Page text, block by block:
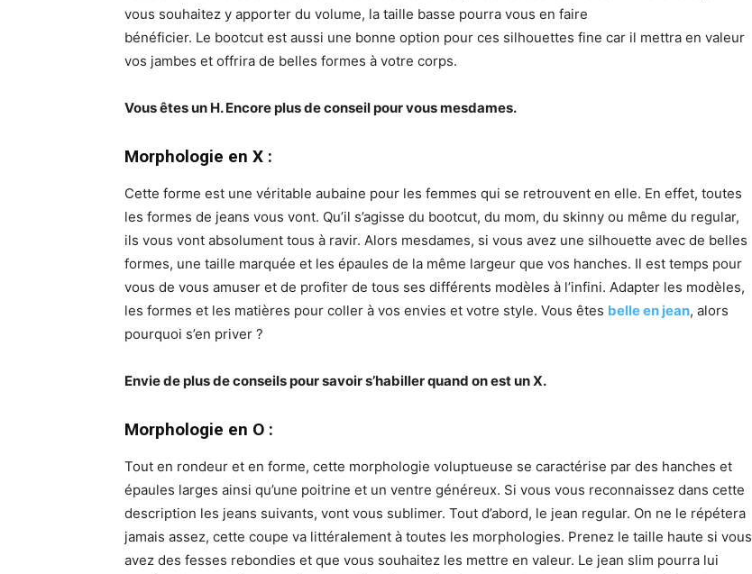
vous souhaitez y apporter du volume, la taille basse pourra vous en faire
bénéficier. Le bootcut est aussi une bonne option pour ces silhouettes fine car il mettra en valeur
vos jambes et offrira de belles formes à votre corps.
Vous êtes un H. Encore plus de conseil pour vous mesdames.
Morphologie en X :
Cette forme est une véritable aubaine pour les femmes qui se retrouvent en elle. En effet, toutes
les formes de jeans vous vont. Qu’il s’agisse du bootcut, du mom, du skinny ou même du regular,
ils vous vont absolument tous à ravir. Alors mesdames, si vous avez une silhouette avec de belles
formes, une taille marquée et les épaules de la même largeur que vos hanches. Il est temps pour
vous de vous amuser et de profiter de tous ses différents modèles à l’infini. Adapter les modèles,
les formes et les matières pour coller à vos envies et votre style. Vous êtes belle en jean, alors
pourquoi s’en priver ?
Envie de plus de conseils pour savoir s’habiller quand on est un X.
Morphologie en O :
Tout en rondeur et en forme, cette morphologie voluptueuse se caractérise par des hanches et
épaules larges ainsi qu’une poitrine et un ventre généreux. Si vous vous reconnaissez dans cette
description les jeans suivants, vont vous sublimer. Tout d’abord, le jean regular. On ne le répétera
jamais assez, cette coupe va littéralement à toutes les morphologies. Prenez le taille haute si vous
avez des fesses rebondies et que vous souhaitez les mettre en valeur. Le jean slim pourra lui